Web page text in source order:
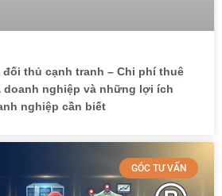
thủ cạnh tranh – Chi phí thuê
doanh nghiệp và những lợi ích
nghiệp cần biết
GÓC TƯ VẤN